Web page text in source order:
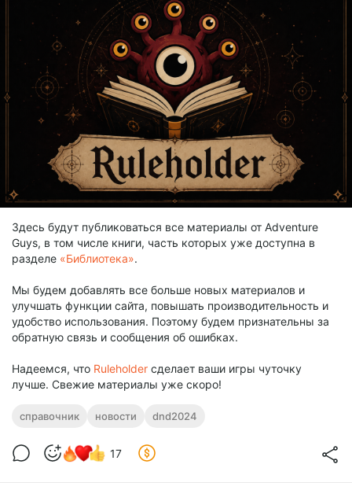
Здесь будут публиковаться все материалы от Adventure
Guys, в том числе книги, часть которых уже доступна в
разделе «Библиотека».
Мы будем добавлять все больше новых материалов и
улучшать функции сайта, повышать производительность и
удобство использования. Поэтому будем признательны за
обратную связь и сообщения об ошибках.
Надеемся, что Ruleholder сделает ваши игры чуточку
лучше. Свежие материалы уже скоро!
справочник новости dnd2024
17